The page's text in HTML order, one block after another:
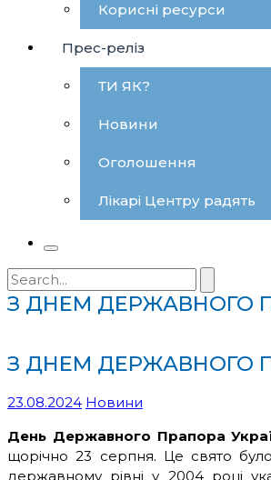
Корисні ресурси
Прес-реліз
ТИ ЯК?
Новини
Оголошення
Лікарі Центру радять
Search
for:
З ДНЕМ ДЕРЖАВНОГО
З ДНЕМ ДЕРЖАВНОГО
23.08.2024 Новини
День Державного Прапора
щорічно 23 серпня. Це свято
державному рівні у 2004 році